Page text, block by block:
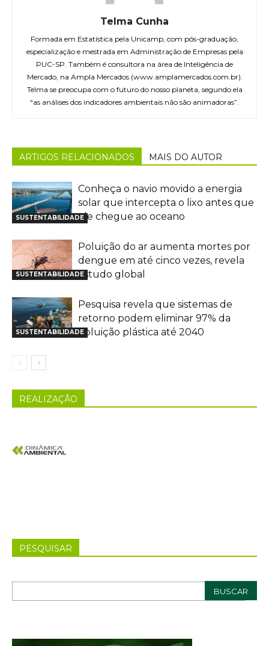
Telma Cunha
Formada em Estatística pela Unicamp, com pós-graduação,
especialização e mestrada em Administração de Empresas pela
PUC-SP. Também é consultora na área de Inteligência de
Mercado, na Ampla Mercados (www.amplamercados.com.br).
Telma se preocupa com o futuro do nosso planeta, segundo ela
“as análises dos indicadores ambientais não são animadoras”.
ARTIGOS RELACIONADOS MAIS DO AUTOR
SUSTENTABILIDADE
Conheça o navio movido a energia
solar que intercepta o lixo antes que
ele chegue ao oceano
SUSTENTABILIDADE
Poluição do ar aumenta mortes por
dengue em até cinco vezes, revela
estudo global
SUSTENTABILIDADE
Pesquisa revela que sistemas de
retorno podem eliminar 97% da
poluição plástica até 2040
REALIZAÇÃO
PESQUISAR